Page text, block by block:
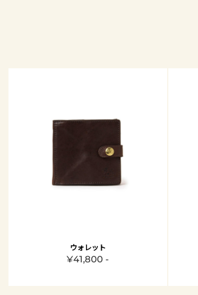
ウォレット
¥41,800 -